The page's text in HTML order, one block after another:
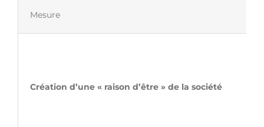
Mesure
Création d’une